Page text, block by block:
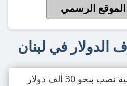
الرسمي
في لبنان
عملية نصب بنحو 30 ألف دولار